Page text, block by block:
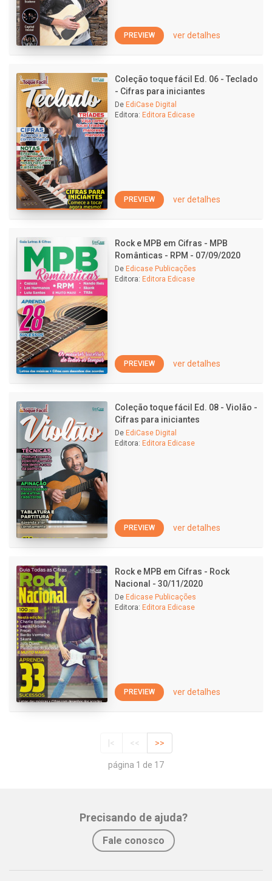
PREVIEW ver detalhes
Coleção toque fácil Ed. 06 - Teclado
- Cifras para iniciantes
De EdiCase Digital
Editora: Editora Edicase
PREVIEW ver detalhes
Rock e MPB em Cifras - MPB
Românticas - RPM - 07/09/2020
De Edicase Publicações
Editora: Editora Edicase
PREVIEW ver detalhes
Coleção toque fácil Ed. 08 - Violão -
Cifras para iniciantes
De EdiCase Digital
Editora: Editora Edicase
PREVIEW ver detalhes
Rock e MPB em Cifras - Rock
Nacional - 30/11/2020
De Edicase Publicações
Editora: Editora Edicase
PREVIEW ver detalhes
|< << >>
página 1 de 17
Precisando de ajuda?
Fale conosco